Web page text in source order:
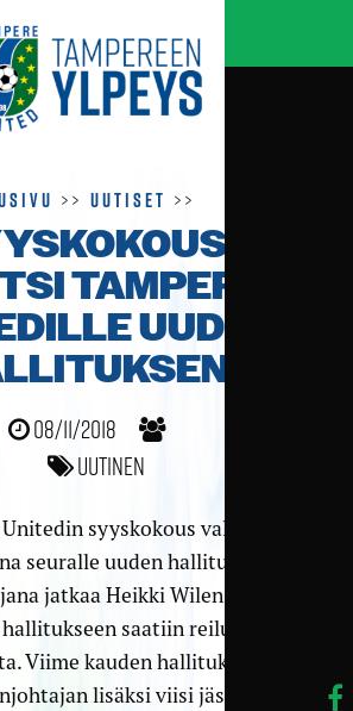
>>Uutiset >>
TAMPERE
UUDEN
08/11/2018
Uutinen
syyskokous valitsi
seuralle uuden hallituksen.
jatkaa Heikki Wilen, mutta
saatiin reilusti
Viime kauden hallituksesta
lisäksi viisi jäsentä, ja